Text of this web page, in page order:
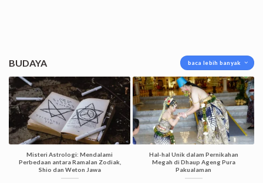
BUDAYA baca lebih banyak
Misteri Astrologi: Mendalami
Perbedaan antara Ramalan Zodiak,
Shio dan Weton Jawa
Hal-hal Unik dalam Pernikahan
Megah di Dhaup Ageng Pura
Pakualaman